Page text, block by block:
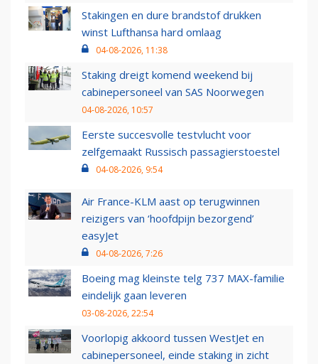
Stakingen en dure brandstof drukken
winst Lufthansa hard omlaag
04-08-2026, 11:38
Staking dreigt komend weekend bij
cabinepersoneel van SAS Noorwegen
04-08-2026, 10:57
Eerste succesvolle testvlucht voor
zelfgemaakt Russisch passagierstoestel
04-08-2026, 9:54
Air France-KLM aast op terugwinnen
reizigers van ‘hoofdpijn bezorgend’
easyJet
04-08-2026, 7:26
Boeing mag kleinste telg 737 MAX-familie
eindelijk gaan leveren
03-08-2026, 22:54
Voorlopig akkoord tussen WestJet en
cabinepersoneel, einde staking in zicht